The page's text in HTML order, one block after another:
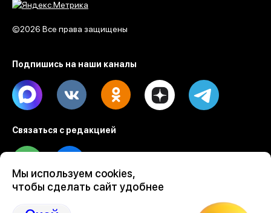
©2026 Все права защищены
Подпишись на наши каналы
Max Dzen
Связаться с редакцией
Tel Email
Разработка веб проектов Evrone
Custom software & mobile development
Мы используем cookies,
чтобы сделать сайт удобнее